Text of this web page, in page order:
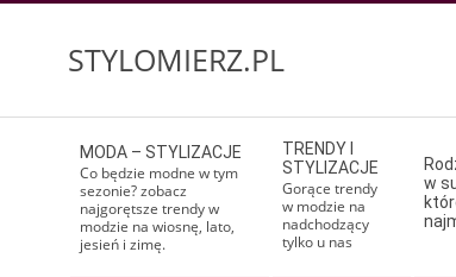
STYLOMIERZ.PL
Navigation
Menu
MODA – STYLIZACJE
Co będzie modne w tym
sezonie? zobacz
najgorętsze trendy w
modzie na wiosnę, lato,
jesień i zimę.
TRENDY I
STYLIZACJE
Gorące trendy
w modzie na
nadchodzący
tylko u nas
w